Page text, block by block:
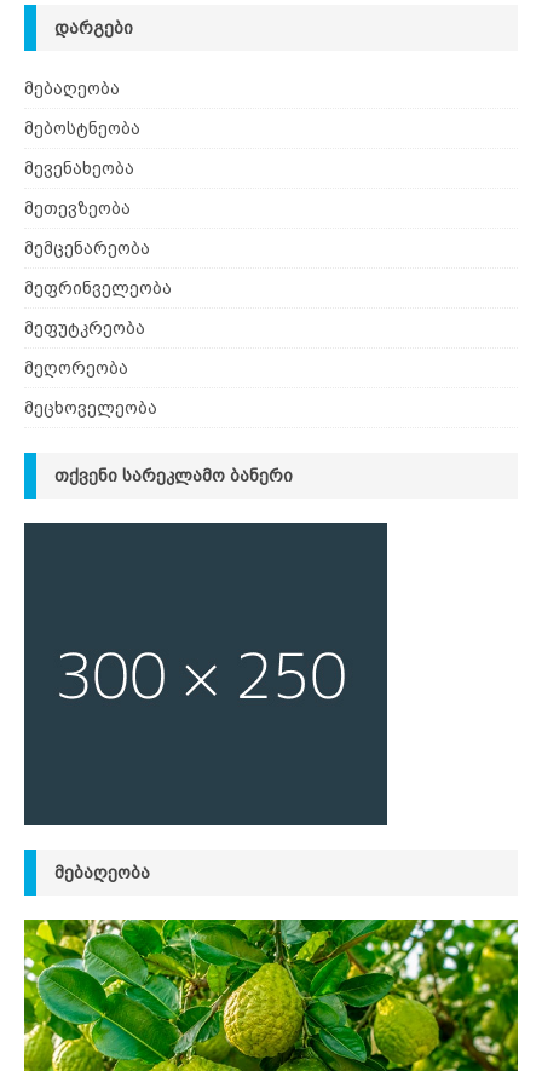
ᲓᲐᲠᲒᲔᲑᲘ
მებაღეობა
მებოსტნეობა
მევენახეობა
მეთევზეობა
მემცენარეობა
მეფრინველეობა
მეფუტკრეობა
მეღორეობა
მეცხოველეობა
ᲗᲥᲕᲔᲜᲘ ᲡᲐᲠᲔᲙᲚᲐᲛᲝ ᲑᲐᲜᲔᲠᲘ
ᲛᲔᲑᲐᲦᲔᲝᲑᲐ